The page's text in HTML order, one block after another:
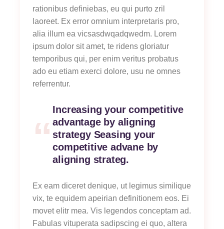
rationibus definiebas, eu qui purto zril
laoreet. Ex error omnium interpretaris pro,
alia illum ea vicsasdwqadqwedm. Lorem
ipsum dolor sit amet, te ridens gloriatur
temporibus qui, per enim veritus probatus
ado eu etiam exerci dolore, usu ne omnes
referrentur.
Increasing your competitive
advantage by aligning
strategy Seasing your
competitive advane by
aligning strateg.
Ex eam diceret denique, ut legimus similique
vix, te equidem apeirian definitionem eos. Ei
movet elitr mea. Vis legendos conceptam ad.
Fabulas vituperata sadipscing ei quo, altera